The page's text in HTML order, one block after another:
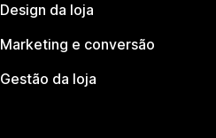
Design da loja
Marketing e conversão
Gestão da loja